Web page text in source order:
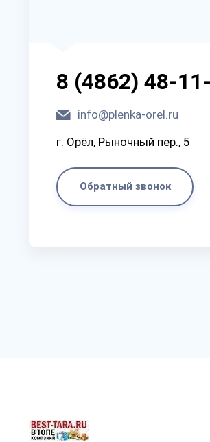
8 (4862) 48-
info@plenka-orel.ru
г. Орёл, Рыночный пер., 5
Обратный звонок